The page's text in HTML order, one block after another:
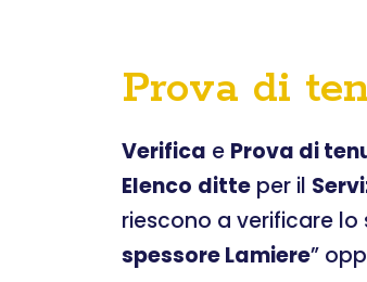
Prova di
Verifica e Prova di
Elenco ditte per il
riescono a verificare
spessore Lamiere”